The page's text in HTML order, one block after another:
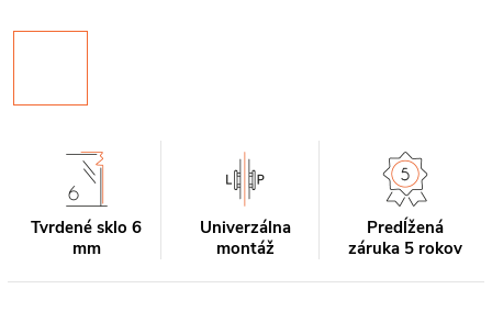
Tvrdené sklo 6
mm
Univerzálna
montáž
Predĺžená
záruka 5 rokov